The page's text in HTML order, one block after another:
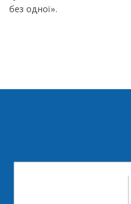
без одної».